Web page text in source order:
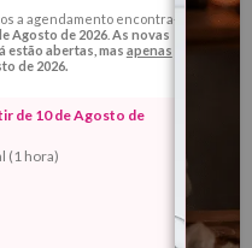
a agendamento encontra-
Agosto de 2026. As novas
estão abertas, mas apenas
de 2026.
de 10 de Agosto de
(1 hora)